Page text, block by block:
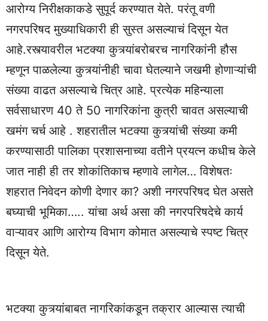
आरोग्य निरीक्षकाकडे सुपूर्द करण्यात येते. परंतू वणी
नगरपरिषद मुख्याधिकारी ही सुस्त असल्याचं दिसून येत
आहे.रस्त्यावरील भटक्या कुत्र्यांबरोबरच नागरिकांनी हौस
म्हणून पाळलेल्या कुत्र्यांनीही चावा घेतल्याने जखमी होणाऱ्यांची
संख्या वाढत असल्याचे चित्र आहे. प्रत्येक महिन्याला
सर्वसाधारण 40 ते 50 नागरिकांना कुत्री चावत असल्याची
खमंग चर्च आहे . शहरातील भटक्या कुत्र्यांची संख्या कमी
करण्यासाठी पालिका प्रशासनाच्या वतीने प्रयत्न कधीच केले
जात नाही ही तर शोकांतिकाच म्हणावे लागेल… विशेषतः
शहरात निवेदन कोणी देणार का? अशी नगरपरिषद घेत असते
बघ्याची भूमिका….. यांचा अर्थ असा की नगरपरिषदेचे कार्य
वाऱ्यावर आणि आरोग्य विभाग कोमात असल्याचे स्पष्ट चित्र
दिसून येते.
भटक्या कुत्र्यांबाबत नागरिकांकडून तक्रार आल्यास त्याची